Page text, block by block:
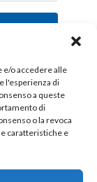
o accedere alle
l'esperienza di
a queste
di
o la revoca
caratteristiche e